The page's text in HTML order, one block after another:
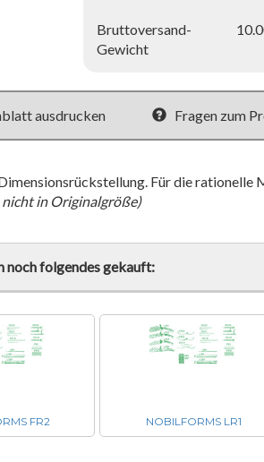
Bruttoversand-
Gewicht
ausdrucken Fragen zum
Für die rationelle
in Originalgröße)
noch folgendes gekauft:
FR2 NOBILFORMS LR1